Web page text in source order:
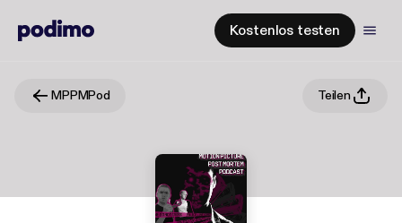
Kostenlos testen
MPPMPod Teilen